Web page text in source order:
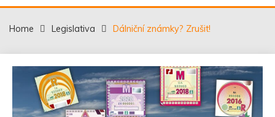
Home Legislativa Dálniční známky? Zrušit!